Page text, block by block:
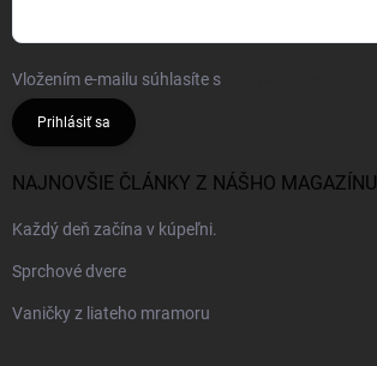
Vložením e-mailu súhlasíte s
Prihlásiť sa
NAJNOVŠIE ČLÁNKY Z NÁŠHO MAGAZÍNU
Každý deň začína v kúpeľni.
Sprchové dvere
Vaničky z liateho mramoru